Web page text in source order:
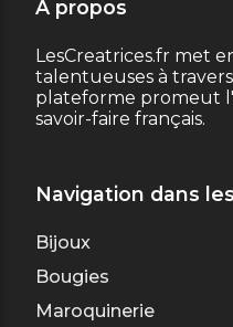
À propos
LesCreatrices.fr met
talentueuses à
plateforme promeut
savoir-faire français.
Navigation dans
Bijoux
Bougies
Maroquinerie